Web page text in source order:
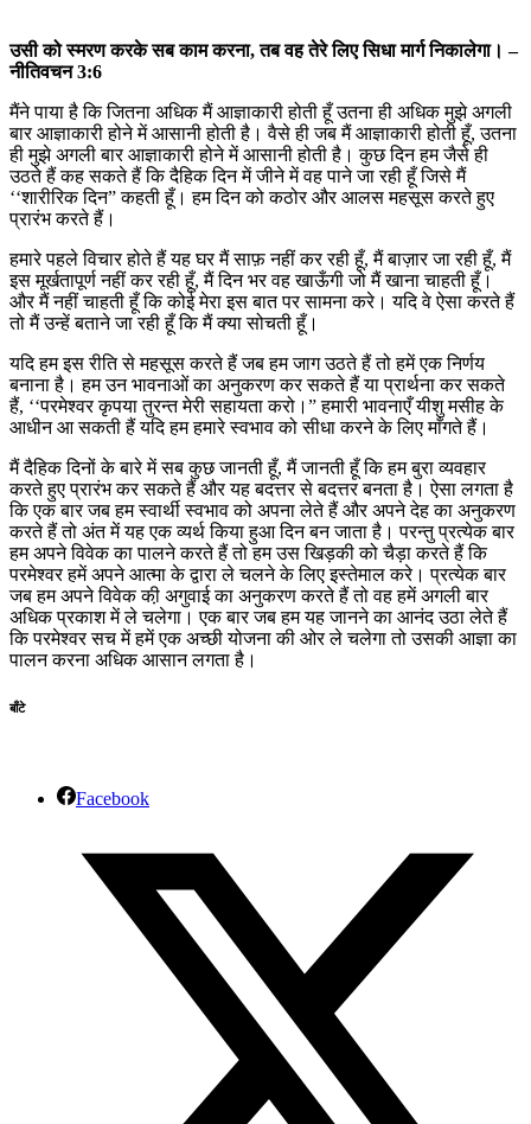
उसी को स्मरण करके सब काम करना, तब वह तेरे लिए सिधा मार्ग निकालेगा। –
नीतिवचन 3:6
मैंने पाया है कि जितना अधिक मैं आज्ञाकारी होती हूँ उतना ही अधिक मुझे अगली
बार आज्ञाकारी होने में आसानी होती है। वैसे ही जब मैं आज्ञाकारी होती हूँ, उतना
ही मुझे अगली बार आज्ञाकारी होने में आसानी होती है। कुछ दिन हम जैसे ही
उठते हैं कह सकते हैं कि दैहिक दिन में जीने में वह पाने जा रही हूँ जिसे मैं
‘‘शारीरिक दिन” कहती हूँ। हम दिन को कठोर और आलस महसूस करते हुए
प्रारंभ करते हैं।
हमारे पहले विचार होते हैं यह घर मैं साफ़ नहीं कर रही हूँ, मैं बाज़ार जा रही हूँ, मैं
इस मूर्खतापूर्ण नहीं कर रही हूँ, मैं दिन भर वह खाऊँगी जो मैं खाना चाहती हूँ।
और मैं नहीं चाहती हूँ कि कोई मेरा इस बात पर सामना करे। यदि वे ऐसा करते हैं
तो मैं उन्हें बताने जा रही हूँ कि मैं क्या सोचती हूँ।
यदि हम इस रीति से महसूस करते हैं जब हम जाग उठते हैं तो हमें एक निर्णय
बनाना है। हम उन भावनाओं का अनुकरण कर सकते हैं या प्रार्थना कर सकते
हैं, ‘‘परमेश्वर कृपया तुरन्त मेरी सहायता करो।” हमारी भावनाएँ यीशु मसीह के
आधीन आ सकती हैं यदि हम हमारे स्वभाव को सीधा करने के लिए माँगते हैं।
मैं दैहिक दिनों के बारे में सब कुछ जानती हूँ, मैं जानती हूँ कि हम बुरा व्यवहार
करते हुए प्रारंभ कर सकते हैं और यह बदत्तर से बदत्तर बनता है। ऐसा लगता है
कि एक बार जब हम स्वार्थी स्वभाव को अपना लेते हैं और अपने देह का अनुकरण
करते हैं तो अंत में यह एक व्यर्थ किया हुआ दिन बन जाता है। परन्तु प्रत्येक बार
हम अपने विवेक का पालने करते हैं तो हम उस खिड़की को चैड़ा करते हैं कि
परमेश्वर हमें अपने आत्मा के द्वारा ले चलने के लिए इस्तेमाल करे। प्रत्येक बार
जब हम अपने विवेक की़ अगुवाई का अनुकरण करते हैं तो वह हमें अगली बार
अधिक प्रकाश में ले चलेगा। एक बार जब हम यह जानने का आनंद उठा लेते हैं
कि परमेश्वर सच में हमें एक अच्छी योजना की ओर ले चलेगा तो उसकी आज्ञा का
पालन करना अधिक आसान लगता है।
बाँटे
Facebook